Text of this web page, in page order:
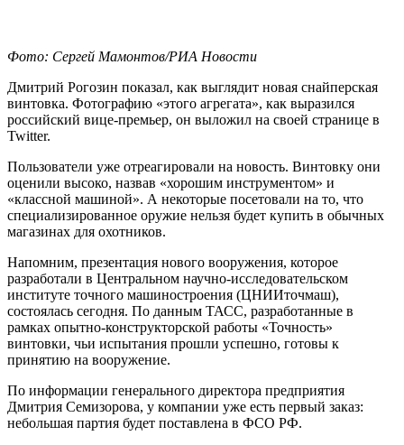
Фото: Сергей Мамонтов/РИА Новости
Дмитрий Рогозин показал, как выглядит новая снайперская
винтовка. Фотографию «этого агрегата», как выразился
российский вице-премьер, он выложил на своей странице в
Twitter.
Пользователи уже отреагировали на новость. Винтовку они
оценили высоко, назвав «хорошим инструментом» и
«классной машиной». А некоторые посетовали на то, что
специализированное оружие нельзя будет купить в обычных
магазинах для охотников.
Напомним, презентация нового вооружения, которое
разработали в Центральном научно-исследовательском
институте точного машиностроения (ЦНИИточмаш),
состоялась сегодня. По данным ТАСС, разработанные в
рамках опытно-конструкторской работы «Точность»
винтовки, чьи испытания прошли успешно, готовы к
принятию на вооружение.
По информации генерального директора предприятия
Дмитрия Семизорова, у компании уже есть первый заказ:
небольшая партия будет поставлена в ФСО РФ.